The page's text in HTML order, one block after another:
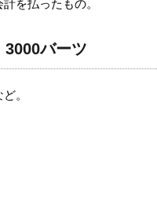
を払ったもの。
3000バーツ
。